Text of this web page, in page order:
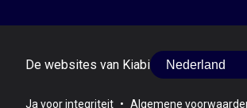
De websites van Kiabi
Ja voor integriteit • Algemene